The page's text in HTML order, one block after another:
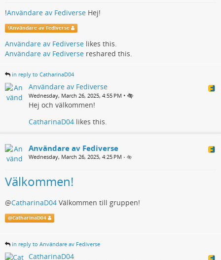
!Användare av Fediverse Hej!
!Användare av Fediverse
Användare av Fediverse likes this.
Användare av Fediverse reshared this.
in reply to CatharinaD04
Användare av Fediverse
Wednesday, March 26, 2025, 4:55 PM •
Hej och välkommen!
CatharinaD04 likes this.
Användare av Fediverse
Wednesday, March 26, 2025, 4:25 PM •
Välkommen!
@CatharinaD04 Välkommen till gruppen!
@CatharinaD04
in reply to Användare av Fediverse
CatharinaD04